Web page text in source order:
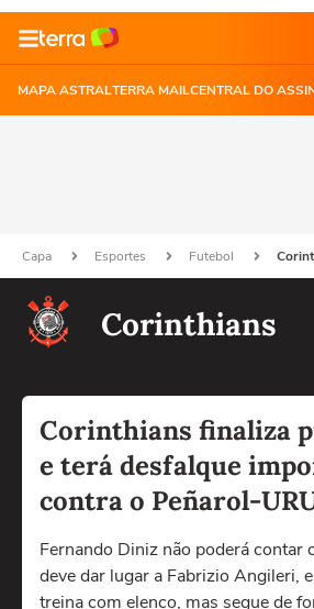
MAPA ASTRALTERRA MAILCENTRAL DO
Capa Esportes Futebol
Corinthians
Corinthians finaliza
e terá desfalque
contra o Peñarol-
Fernando Diniz não poderá contar
deve dar lugar a Fabrizio Angileri,
treina com elenco, mas segue de